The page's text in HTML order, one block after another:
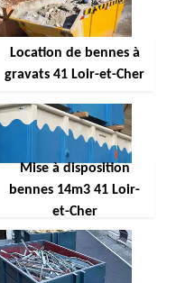
Location de bennes à
gravats 41 Loir-et-Cher
Mise à disposition
bennes 14m3 41 Loir-
et-Cher